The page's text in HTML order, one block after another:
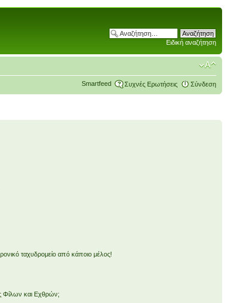
Ειδική αναζήτηση
Smartfeed Συχνές Ερωτήσεις Σύνδεση
ταχυδρομείο από κάποιο μέλος!
Φίλων και Εχθρών;